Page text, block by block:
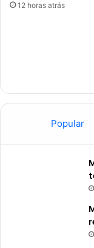
12 horas atrás
Popular